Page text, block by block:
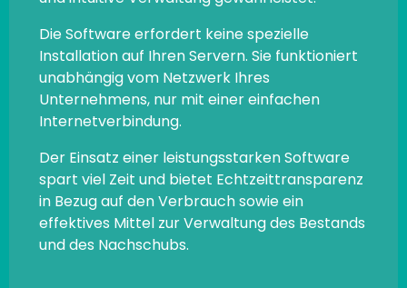
Die Software erfordert keine spezielle
Installation auf Ihren Servern. Sie funktioniert
unabhängig vom Netzwerk Ihres
Unternehmens, nur mit einer einfachen
Internetverbindung.
Der Einsatz einer leistungsstarken Software
spart viel Zeit und bietet Echtzeittransparenz
in Bezug auf den Verbrauch sowie ein
effektives Mittel zur Verwaltung des Bestands
und des Nachschubs.